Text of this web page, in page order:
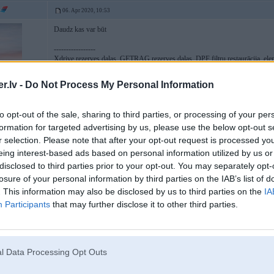
- Do Not Process My Personal Information
opt-out of the sale, sharing to third parties, or processing of your
for targeted advertising by us, please use the below opt-out
selection. Please note that after your opt-out request is processed
interest-based ads based on personal information utilized by us
to third parties prior to your opt-out. You may separately
of your personal information by third parties on the IAB’s list of
This information may also be disclosed by us to third parties on the
Participants that may further disclose it to other third parties.
Data Processing Opt Outs
06. Apr 2020, 10:53
E46/E39
Daudz kas var būt
-----------------
Xdrive rezerves daļas, GETRAG rezerves daļas, DPF filtru restaurācija,
Diemžēl te tuvumā īsti nav citu servisu sakarīgāku.
Bet problēmai ir interesanti tas ka pavisam mierīgi braucot, nav jūtams, bet